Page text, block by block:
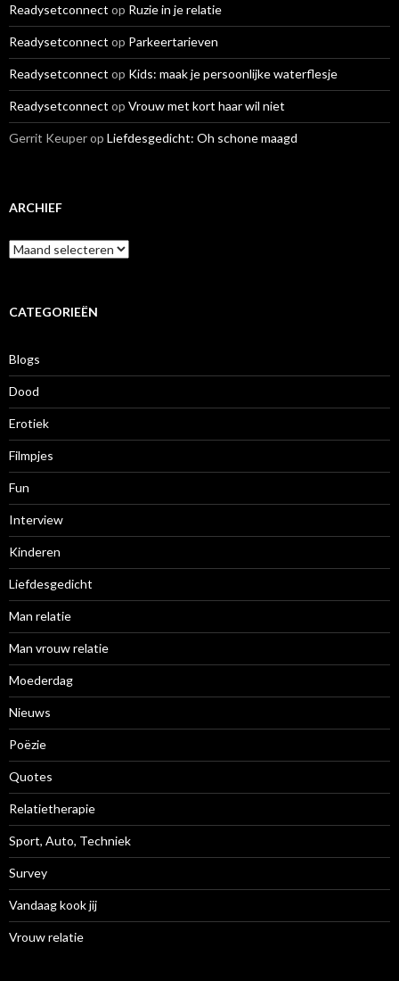
Readysetconnect op Ruzie in je relatie
Readysetconnect op Parkeertarieven
Readysetconnect op Kids: maak je persoonlijke waterflesje
Readysetconnect op Vrouw met kort haar wil niet
Gerrit Keuperop Liefdesgedicht: Oh schone maagd
ARCHIEF
A
r
iCATEGORIEËN
Blogs
Dood
Erotiek
Filmpjes
Fun
Interview
Kinderen
Liefdesgedicht
Man relatie
Man vrouw relatie
Moederdag
Nieuws
Poëzie
Quotes
Relatietherapie
Sport, Auto, Techniek
Survey
Vandaag kook jij
Vrouw relatie